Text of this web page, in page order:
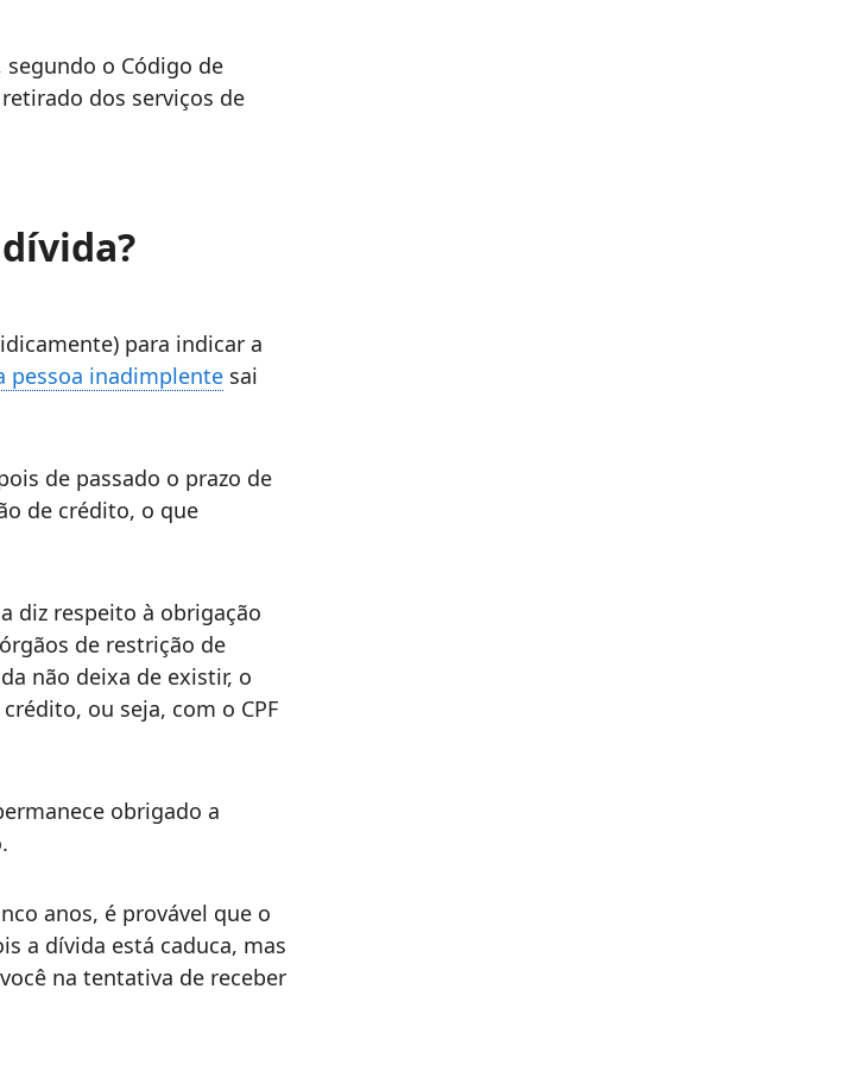
segundo o Código de
dos serviços de
para indicar a
pessoa inadimplente sai
de passado o prazo de
de crédito, o que
diz respeito à obrigação
de restrição de
não deixa de existir, o
ou seja, com o CPF
obrigado a
anos, é provável que o
a dívida está caduca, mas
na tentativa de receber